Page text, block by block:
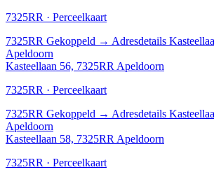
7325RR · Perceelkaart
7325RR Gekoppeld → Adresdetails
Apeldoorn
Kasteellaan 56, 7325RR Apeldoorn
7325RR · Perceelkaart
7325RR Gekoppeld → Adresdetails
Apeldoorn
Kasteellaan 58, 7325RR Apeldoorn
7325RR · Perceelkaart